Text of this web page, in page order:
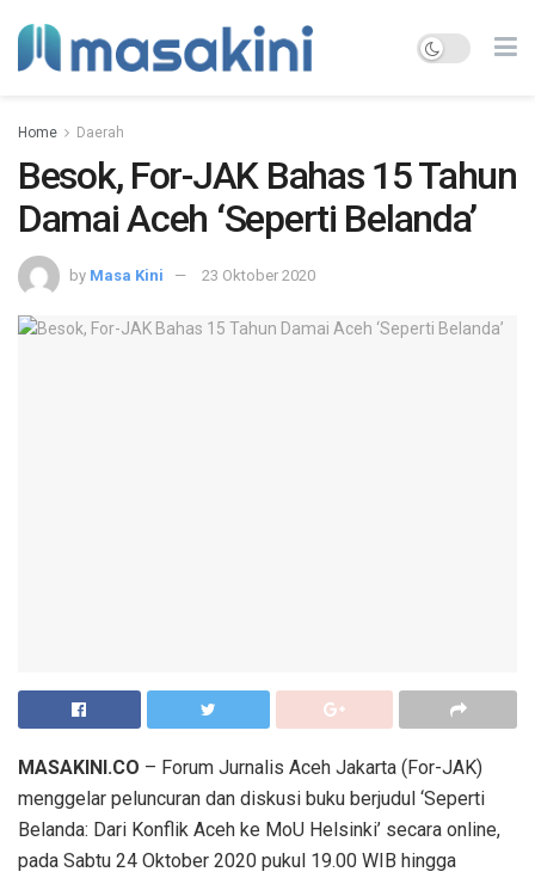
Home Daerah
Besok, For-JAK Bahas 15 Tahun
Damai Aceh ‘Seperti Belanda’
by Masa Kini 23 Oktober 2020
MASAKINI.CO – Forum Jurnalis Aceh Jakarta (For-JAK)
menggelar peluncuran dan diskusi buku berjudul ‘Seperti
Belanda: Dari Konflik Aceh ke MoU Helsinki’ secara online,
pada Sabtu 24 Oktober 2020 pukul 19.00 WIB hingga